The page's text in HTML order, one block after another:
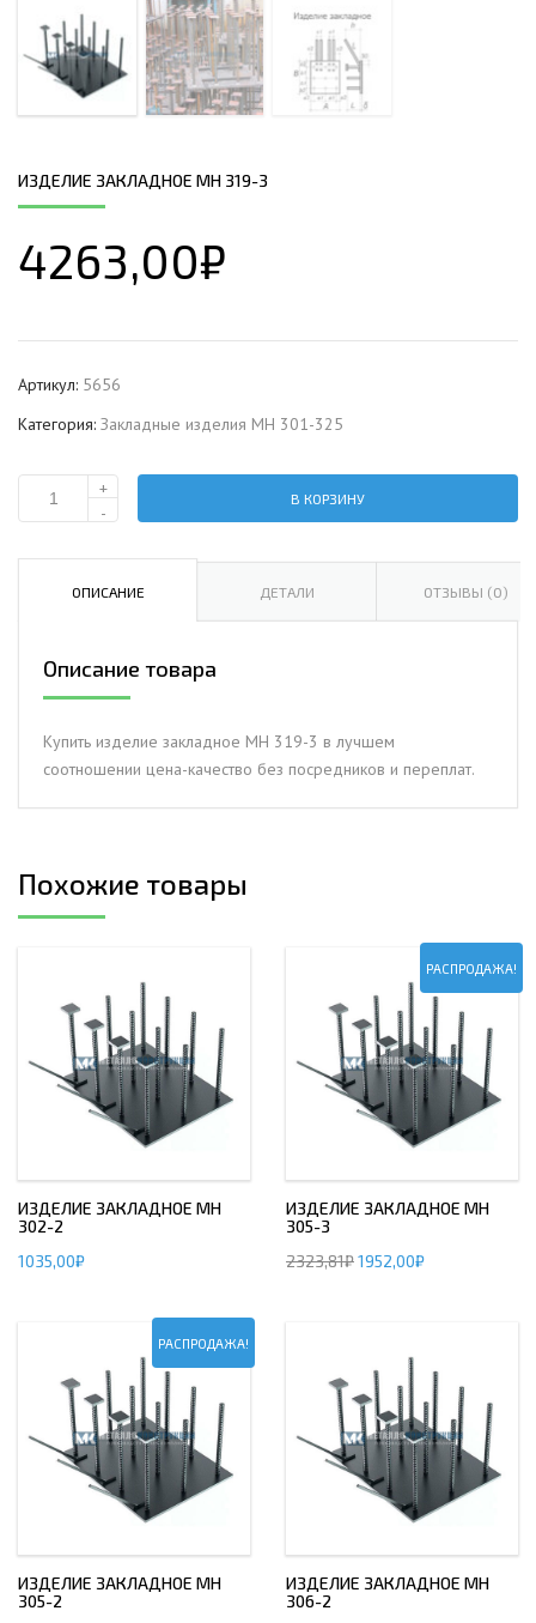
ИЗДЕЛИЕ ЗАКЛАДНОЕ МН 319-3
4263,00₽
Артикул: 5656
Категория: Закладные изделия МН 301-325
Количество
закладное
+
-
В КОРЗИНУ
ОПИСАНИЕ ДЕТАЛИ ОТЗЫВЫ (0)
Описание товара
Купить изделие закладное МН 319-3 в лучшем
соотношении цена-качество без посредников и переплат.
Похожие товары
ИЗДЕЛИЕ ЗАКЛАДНОЕ МН
302-2
1035,00₽
РАСПРОДАЖА!
ИЗДЕЛИЕ ЗАКЛАДНОЕ МН
305-3
2323,81₽1952,00₽
РАСПРОДАЖА!
ИЗДЕЛИЕ ЗАКЛАДНОЕ МН
305-2
ИЗДЕЛИЕ ЗАКЛАДНОЕ МН
306-2